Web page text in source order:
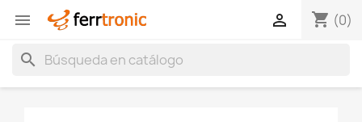
 shopping_cart (0)

search